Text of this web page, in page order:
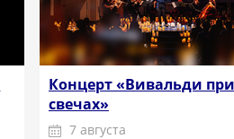
Концерт «Вивальди при
свечах»
7 августа